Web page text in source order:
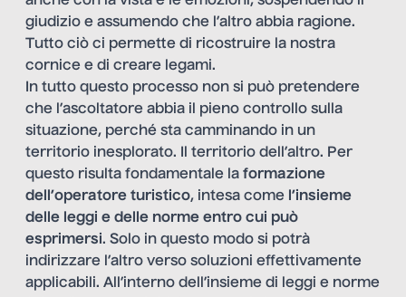
giudizio e assumendo che l’altro abbia ragione.
Tutto ciò ci permette di ricostruire la nostra
cornice e di creare legami.
In tutto questo processo non si può pretendere
che l’ascoltatore abbia il pieno controllo sulla
situazione, perché sta camminando in un
territorio inesplorato. Il territorio dell’altro. Per
questo risulta fondamentale la formazione
dell’operatore turistico, intesa come l’insieme
delle leggi e delle norme entro cui può
esprimersi. Solo in questo modo si potrà
indirizzare l’altro verso soluzioni effettivamente
applicabili. All’interno dell’insieme di leggi e norme